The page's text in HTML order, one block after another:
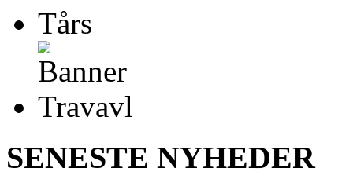
SENESTE NYHEDER